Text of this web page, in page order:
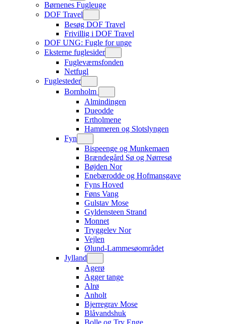
Børnenes Fugleuge
DOF Travel
Besøg DOF Travel
Frivillig i DOF Travel
DOF UNG: Fugle for unge
Eksterne fuglesider
Fugleværnsfonden
Netfugl
Fuglesteder
Bornholm
Almindingen
Dueodde
Ertholmene
Hammeren og Slotslyngen
Fyn
Bispeenge og Munkemaen
Brændegård Sø og Nørresø
Bøjden Nor
Enebærodde og Hofmansgave
Fyns Hoved
Føns Vang
Gulstav Mose
Gyldensteen Strand
Monnet
Tryggelev Nor
Vejlen
Ølund-Lammesøområdet
Jylland
Agerø
Agger tange
Alrø
Anholt
Bjerregrav Mose
Blåvandshuk
Bolle og Try Enge